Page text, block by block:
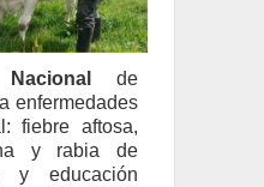
de
enfermedades
fiebre aftosa,
y rabia de
y educación